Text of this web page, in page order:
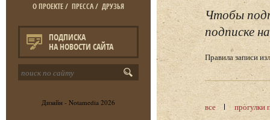
О ПРОЕКТЕ/ ПРЕССА/ ДРУЗЬЯ
ПОДПИСКА
НА НОВОСТИ САЙТА
Дизайн - Notamedia 2026
Чтобы
подписке
Правила записи
все прогулки